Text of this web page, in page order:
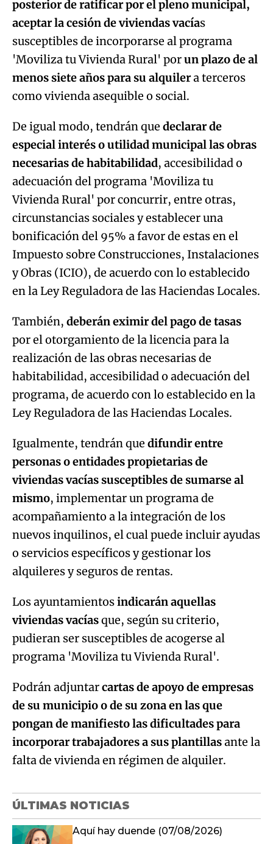
posterior de ratificar por el pleno municipal,
aceptar la cesión de viviendas vacías
susceptibles de incorporarse al programa
'Moviliza tu Vivienda Rural' porun plazo de al
menos siete años para su alquilera terceros
como vivienda asequible o social.
De igual modo, tendrán que declarar de
especial interés o utilidad municipal las obras
necesarias de habitabilidad, accesibilidad o
adecuación del programa 'Moviliza tu
Vivienda Rural' por concurrir, entre otras,
circunstancias sociales y establecer una
bonificación del 95% a favor de estas en el
Impuesto sobre Construcciones, Instalaciones
y Obras (ICIO), de acuerdo con lo establecido
en la Ley Reguladora de las Haciendas Locales.
También, deberán eximir del pago de tasas
por el otorgamiento de la licencia para la
realización de las obras necesarias de
habitabilidad, accesibilidad o adecuación del
programa, de acuerdo con lo establecido en la
Ley Reguladora de las Haciendas Locales.
Igualmente, tendrán que difundir entre
personas o entidades propietarias de
viviendas vacías susceptibles de sumarse al
mismo, implementar un programa de
acompañamiento a la integración de los
nuevos inquilinos, el cual puede incluir ayudas
o servicios específicos y gestionar los
alquileres y seguros de rentas.
Los ayuntamientosindicarán aquellas
viviendas vacíasque, según su criterio,
pudieran ser susceptibles de acogerse al
programa 'Moviliza tu Vivienda Rural'.
Podrán adjuntarcartas de apoyo de empresas
de su municipio o de su zona en las que
pongan de manifiesto las dificultades para
incorporar trabajadores a sus plantillasante la
falta de vivienda en régimen de alquiler.
ÚLTIMAS NOTICIAS
Aquí hay duende (07/08/2026)